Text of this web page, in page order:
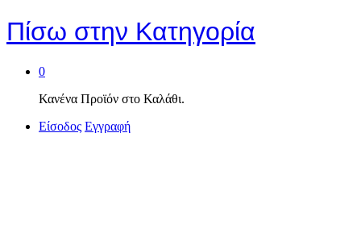
Πίσω στην Κατηγορία
0
Κανένα Προϊόν στο Καλάθι.
Είσοδος Εγγραφή